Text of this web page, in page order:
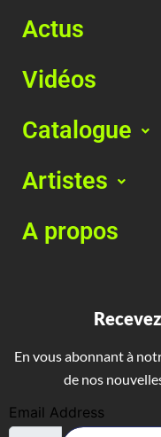
Actus
Vidéos
Catalogue
Artistes
A propos
En vous abonnant à
de nos
Email Address